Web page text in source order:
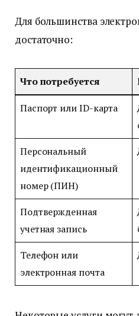
Для большинства
достаточно:
Что потребуется
Паспорт или ID-карта
Персональный
идентификационный
номер (ПИН)
Подтвержденная
учетная запись
Телефон или
электронная почта